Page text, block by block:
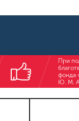
При
фонда
Ю. М.